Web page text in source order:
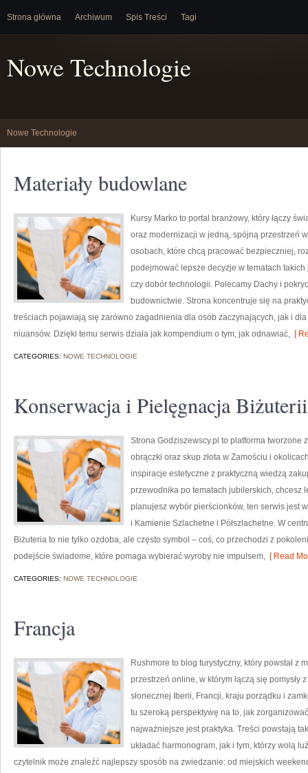
Strona główna Archiwum Spis Treści Tagi
Nowe Technologie
Nowe Technologie
Materiały budowlane
Kursy Marko to portal branżowy, który łączy
oraz modernizacji w jedną, spójną przestrzeń
osobach, które chcą pracować bezpieczniej,
podejmować lepsze decyzje w tematach
czy dobór technologii. Polecamy Dachy i
budownictwie. Strona koncentruje się na
treściach pojawiają się zarówno zagadnienia dla osób zaczynających, jak i
niuansów. Dzięki temu serwis działa jak kompendium o tym, jak odnawiać, [
CATEGORIES: NOWE TECHNOLOGIE
Konserwacja i Pielęgnacja Biżuterii
Strona Godziszewscy.pl to platforma tworzone
obrączki oraz skup złota w Zamościu i
inspiracje estetyczne z praktyczną wiedzą
przewodnika po tematach jubilerskich, chcesz
planujesz wybór pierścionków, ten serwis jest
i Kamienie Szlachetne i Półszlachetne. W
Biżuteria to nie tylko ozdoba, ale często symbol – coś, co przechodzi z
podejście świadome, które pomaga wybierać wyroby nie impulsem, [ Read
CATEGORIES: NOWE TECHNOLOGIE
Francja
Rushmore to blog turystyczny, który powstał z
przestrzeń online, w którym łączą się
słonecznej Iberii, Francji, kraju porządku i
tu szeroką perspektywę na to, jak
najważniejsze jest praktyka. Treści powstają
układać harmonogram, jak i tym, którzy wolą
czytelnik może znaleźć najlepszy sposób na zwiedzanie: od miejskich